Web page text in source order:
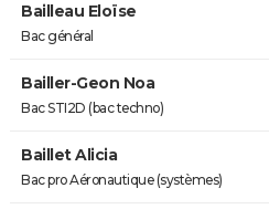
Bailleau Eloïse
Bac général
Bailler-Geon Noa
Bac STI2D (bac techno)
Baillet Alicia
Bac pro Aéronautique (systèmes)